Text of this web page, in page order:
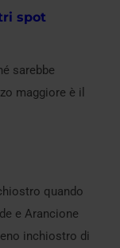
spot
sarebbe
maggiore è il
quando
e Arancione
inchiostro di